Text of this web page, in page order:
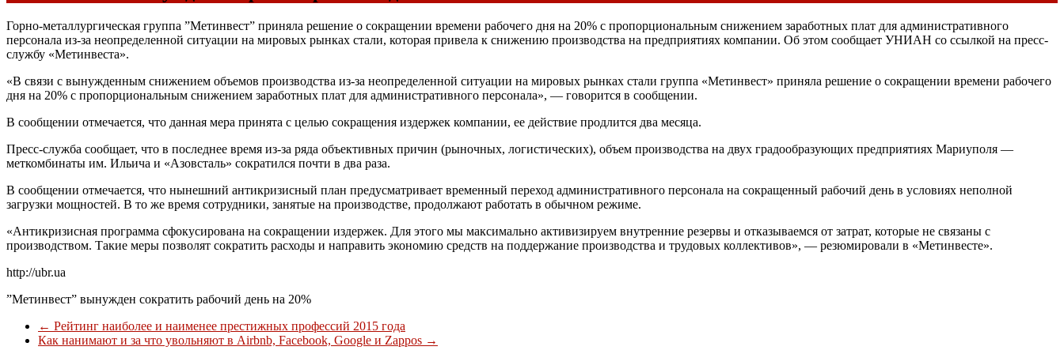
Горно-металлургическая группа ”Метинвест” приняла решение о сокращении времени рабочего дня на 20% с пропорциональным снижением заработных плат для административного
персонала из-за неопределенной ситуации на мировых рынках стали, которая привела к снижению производства на предприятиях компании. Об этом сообщает УНИАН со ссылкой на пресс-
службу «Метинвеста».
«В связи с вынужденным снижением объемов производства из-за неопределенной ситуации на мировых рынках стали группа «Метинвест» приняла решение о сокращении времени рабочего
дня на 20% с пропорциональным снижением заработных плат для административного персонала», — говорится в сообщении.
В сообщении отмечается, что данная мера принята с целью сокращения издержек компании, ее действие продлится два месяца.
Пресс-служба сообщает, что в последнее время из-за ряда объективных причин (рыночных, логистических), объем производства на двух градообразующих предприятиях Мариуполя —
меткомбинаты им. Ильича и «Азовсталь» сократился почти в два раза.
В сообщении отмечается, что нынешний антикризисный план предусматривает временный переход административного персонала на сокращенный рабочий день в условиях неполной
загрузки мощностей. В то же время сотрудники, занятые на производстве, продолжают работать в обычном режиме.
«Антикризисная программа сфокусирована на сокращении издержек. Для этого мы максимально активизируем внутренние резервы и отказываемся от затрат, которые не связаны с
производством. Такие меры позволят сократить расходы и направить экономию средств на поддержание производства и трудовых коллективов», — резюмировали в «Метинвесте».
http://ubr.ua
”Метинвест” вынужден сократить рабочий день на 20%
← Рейтинг наиболее и наименее престижных профессий 2015 года
Как нанимают и за что увольняют в Airbnb, Facebook, Google и Zappos →